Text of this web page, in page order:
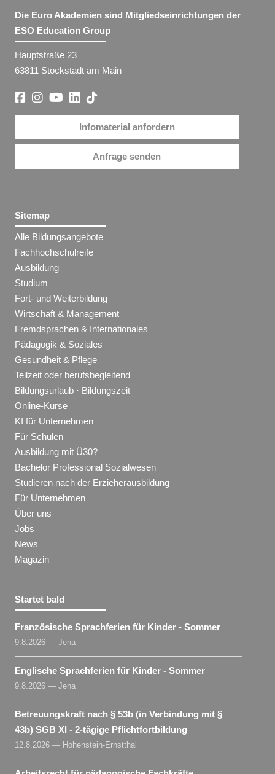
Die Euro Akademien sind Mitgliedseinrichtungen der
ESO Education Group
Hauptstraße 23
63811 Stockstadt am Main
Infomaterial anfordern
Anfrage senden
Sitemap
Alle Bildungsangebote
Fachhochschulreife
Ausbildung
Studium
Fort- und Weiterbildung
Wirtschaft & Management
Fremdsprachen & Internationales
Pädagogik & Soziales
Gesundheit & Pflege
Teilzeit oder berufsbegleitend
Bildungsurlaub · Bildungszeit
Online-Kurse
KI für Unternehmen
Für Schulen
Ausbildung mit Ü30?
Bachelor Professional Sozialwesen
Studieren nach der Erzieherausbildung
Für Unternehmen
Über uns
Jobs
News
Magazin
Startet bald
Französische Sprachferien für Kinder - Sommer
9.8.2026 — Jena
Englische Sprachferien für Kinder - Sommer
9.8.2026 — Jena
Betreuungskraft nach § 53b (in Verbindung mit §
43b) SGB XI - 2-tägige Pflichtfortbildung
12.8.2026 — Hohenstein-Ernstthal